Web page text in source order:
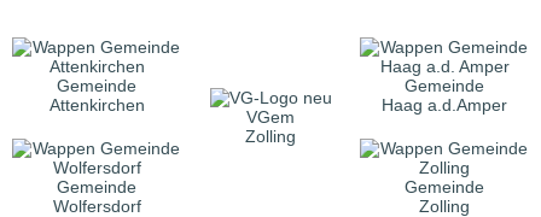
Gemeinde
Attenkirchen
VGem
Zolling
Gemeinde
Haag a.d.Amper
Gemeinde
Wolfersdorf
Gemeinde
Zolling